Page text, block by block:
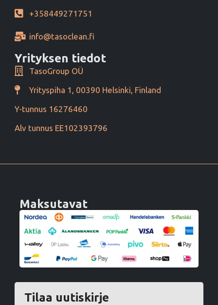
+358449271751
info@tasoclean.fi
Yrityksen tiedot
TasoGroup OÜ
Yrityspiha 1, 00390 Helsinki, Finland
Y-tunnus 16276460
Alv tunnus EE102393796
Maksutavat
Tilaa uutiskirje